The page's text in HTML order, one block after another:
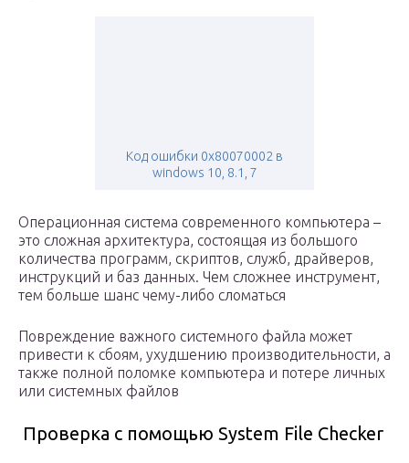
Код ошибки 0x80070002 в
windows 10, 8.1, 7
Операционная система современного компьютера –
это сложная архитектура, состоящая из большого
количества программ, скриптов, служб, драйверов,
инструкций и баз данных. Чем сложнее инструмент,
тем больше шанс чему-либо сломаться
Повреждение важного системного файла может
привести к сбоям, ухудшению производительности, а
также полной поломке компьютера и потере личных
или системных файлов
Проверка с помощью System File Checker